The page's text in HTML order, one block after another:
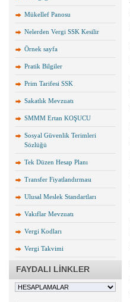
Mükellef Panosu
Nelerden Vergi SSK Kesilir
Örnek sayfa
Pratik Bilgiler
Prim Tarifesi SSK
Sakatlık Mevzuatı
SMMM Ertan KOŞUCU
Sosyal Güvenlik Terimleri
Sözlüğü
Tek Düzen Hesap Planı
Transfer Fiyatlandırması
Ulusal Meslek Standartları
Vakıflar Mevzuatı
Vergi Kodları
Vergi Takvimi
FAYDALI LİNKLER